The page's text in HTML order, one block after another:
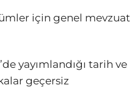
için genel mevzuat
yayımlandığı tarih ve
geçersiz